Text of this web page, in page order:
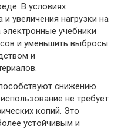
В условиях
увеличения нагрузки на
учебники
и уменьшить выбросы
и
снижению
не требует
копий. Это
устойчивым и